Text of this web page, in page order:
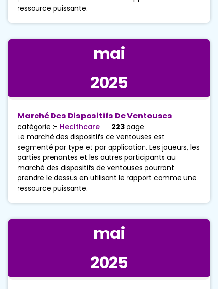
ressource puissante.
mai
2025
Marché Des Dispositifs De Ventouses
catégorie :- Healthcare 223 page
Le marché des dispositifs de ventouses est
segmenté par type et par application. Les joueurs, les
parties prenantes et les autres participants au
marché des dispositifs de ventouses pourront
prendre le dessus en utilisant le rapport comme une
ressource puissante.
mai
2025